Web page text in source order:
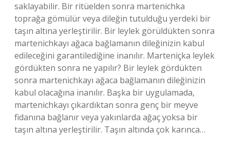
saklayabilir. Bir ritüelden sonra martenichka
toprağa gömülür veya dileğin tutulduğu yerdeki bir
taşın altına yerleştirilir. Bir leylek görüldükten sonra
martenichkayı ağaca bağlamanın dileğinizin kabul
edileceğini garantilediğine inanılır. Marteniçka leylek
gördükten sonra ne yapılır? Bir leylek gördükten
sonra martenichkayı ağaca bağlamanın dileğinizin
kabul olacağına inanılır. Başka bir uygulamada,
martenichkayı çıkardıktan sonra genç bir meyve
fidanına bağlanır veya yakınlarda ağaç yoksa bir
taşın altına yerleştirilir. Taşın altında çok karınca…